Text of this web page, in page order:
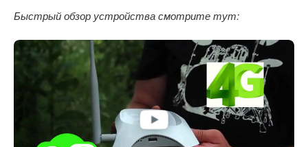
Быстрый обзор устройства смотрите тут: